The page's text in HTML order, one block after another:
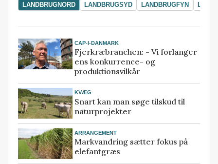
LANDBRUGNORD LANDBRUGSYD LANDBRUGFYN
CAP-I-DANMARK
Fjerkræbranchen: - Vi forlanger
ens konkurrence- og
produktionsvilkår
KVÆG
Snart kan man søge tilskud til
naturprojekter
ARRANGEMENT
Markvandring sætter fokus på
elefantgræs